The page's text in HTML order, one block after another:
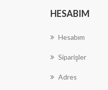
HESABIM
Hesabım
Siparişler
Adres